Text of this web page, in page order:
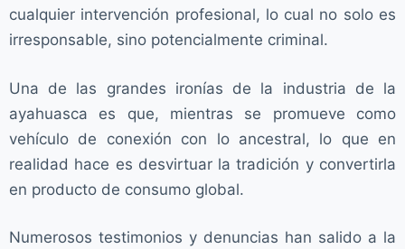
cualquier intervención profesional, lo cual no solo es
irresponsable, sino potencialmente criminal.
Una de las grandes ironías de la industria de la
ayahuasca es que, mientras se promueve como
vehículo de conexión con lo ancestral, lo que en
realidad hace es desvirtuar la tradición y convertirla
en producto de consumo global.
Numerosos testimonios y denuncias han salido a la